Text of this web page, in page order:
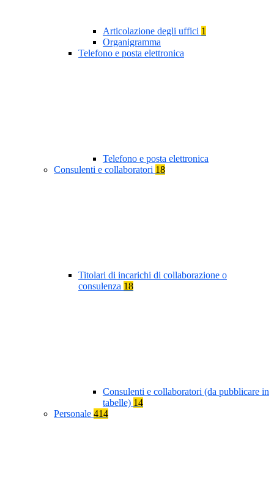
Articolazione degli uffici 1
Organigramma
Telefono e posta elettronica
Telefono e posta elettronica
Consulenti e collaboratori 18
Titolari di incarichi di collaborazione o
consulenza 18
Consulenti e collaboratori (da pubblicare in
tabelle) 14
Personale 414